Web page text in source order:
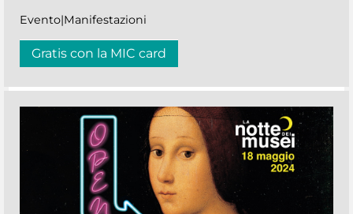
Evento|Manifestazioni
Gratis con la MIC card